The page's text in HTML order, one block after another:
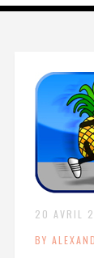
20 AVRIL
BY